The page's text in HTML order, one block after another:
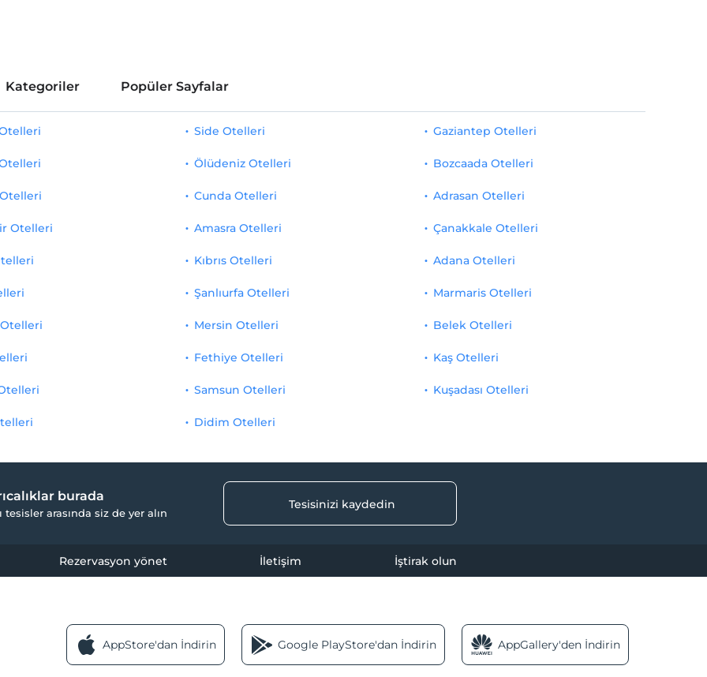
Kategoriler Popüler Sayfalar
Otelleri
Side Otelleri
Ölüdeniz Otelleri
Cunda Otelleri
Amasra Otelleri
Kıbrıs Otelleri
Gaziantep Otelleri
Bozcaada Otelleri
Adrasan Otelleri
Çanakkale Otelleri
Adana Otelleri
Şanlıurfa Otelleri
Mersin Otelleri
Fethiye Otelleri
Samsun Otelleri
Didim Otelleri
Marmaris Otelleri
Belek Otelleri
Kaş Otelleri
Kuşadası Otelleri
burada
tesisler arasında siz de yer alın
Tesisinizi kaydedin
Rezervasyon yönet İletişim İştirak olun
AppStore'dan İndirin Google PlayStore'dan İndirin AppGallery'den İndirin